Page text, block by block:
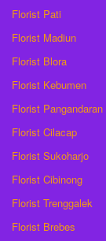
Florist Pati
Florist Madiun
Florist Blora
Florist Kebumen
Florist Pangandaran
Florist Cilacap
Florist Sukoharjo
Florist Cibinong
Florist Trenggalek
Florist Brebes